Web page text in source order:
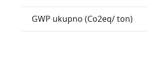
GWP ukupno (Co2eq/ ton)